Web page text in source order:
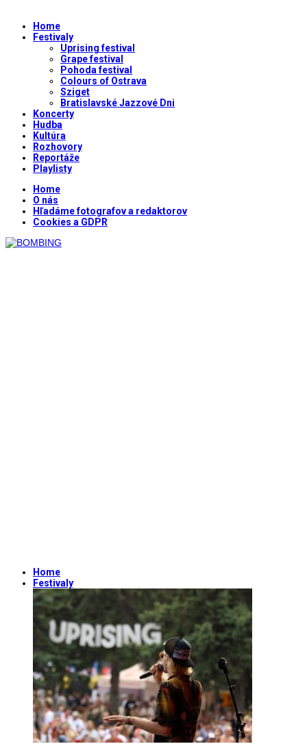
Home
Festivaly
Uprising festival
Grape festival
Pohoda festival
Colours of Ostrava
Sziget
Bratislavské Jazzové Dni
Koncerty
Hudba
Kultúra
Rozhovory
Reportáže
Playlisty
Home
O nás
Hľadáme fotografov a redaktorov
Cookies a GDPR
Home
Festivaly